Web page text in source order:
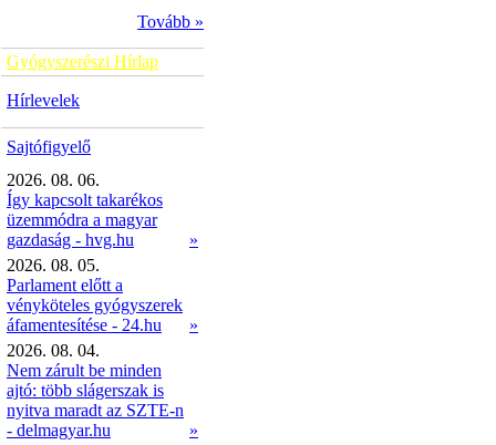
Tovább »
Gyógyszerészi Hírlap
Hírlevelek
Sajtófigyelő
2026. 08. 06.
Így kapcsolt takarékos
üzemmódra a magyar
gazdaság - hvg.hu
»
2026. 08. 05.
Parlament előtt a
vényköteles gyógyszerek
áfamentesítése - 24.hu
»
2026. 08. 04.
Nem zárult be minden
ajtó: több slágerszak is
nyitva maradt az SZTE-n
- delmagyar.hu
»